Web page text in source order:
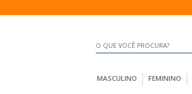
MASCULINO FEMININO